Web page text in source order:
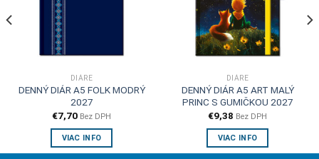
DIÁRE
DENNÝ DIÁR A5 FOLK MODRÝ
2027
€7,70 Bez DPH
VIAC INFO
DIÁRE
DENNÝ DIÁR A5 ART MALÝ
PRINC S GUMIČKOU 2027
€9,38 Bez DPH
VIAC INFO